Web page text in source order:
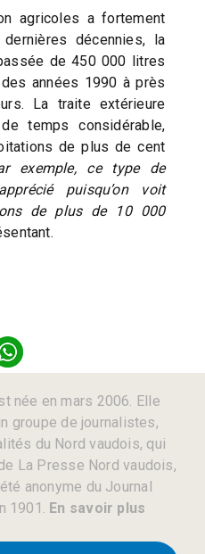
agricoles a fortement
décennies, la
de 450 000 litres
années 1990 à près
La traite extérieure
temps considérable,
de plus de cent
exemple, ce type de
puisqu’on voit
de plus de 10 000
née en mars 2006. Elle
groupe de journalistes,
du Nord vaudois, qui
La Presse Nord vaudois,
anonyme du Journal
1901. En savoir plus